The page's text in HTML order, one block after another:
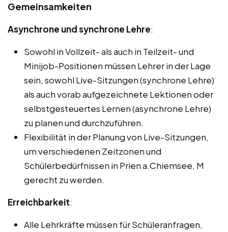
Gemeinsamkeiten
Asynchrone und synchrone Lehre:
Sowohl in Vollzeit- als auch in Teilzeit- und
Minijob-Positionen müssen Lehrer in der Lage
sein, sowohl Live-Sitzungen (synchrone Lehre)
als auch vorab aufgezeichnete Lektionen oder
selbstgesteuertes Lernen (asynchrone Lehre)
zu planen und durchzuführen.
Flexibilität in der Planung von Live-Sitzungen,
um verschiedenen Zeitzonen und
Schülerbedürfnissen in Prien a.Chiemsee, M
gerecht zu werden.
Erreichbarkeit:
Alle Lehrkräfte müssen für Schüleranfragen,